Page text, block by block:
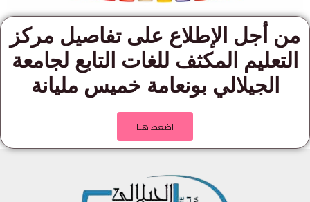
من أجل الإطلاع على تفاصيل مركز
التعليم المكثف للغات التابع لجامعة
الجيلالي بونعامة خميس مليانة
اضغط هنا